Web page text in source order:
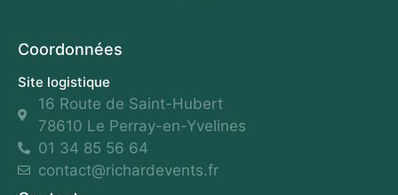
Coordonnées
Site logistique
16 Route de Saint-Hubert
78610 Le Perray-en-Yvelines
01 34 85 56 64
contact@richardevents.fr